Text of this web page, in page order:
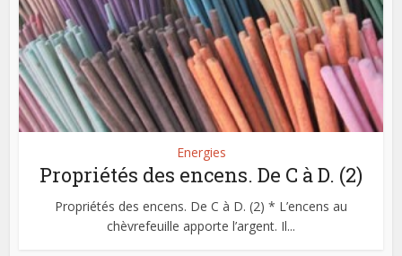
Energies
Propriétés des encens. De C à D. (2)
Propriétés des encens. De C à D. (2) * L’encens au
chèvrefeuille apporte l’argent. Il...